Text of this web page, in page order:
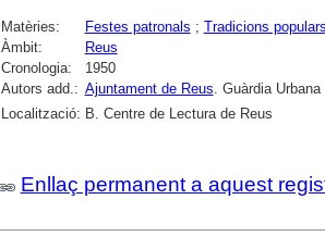
Matèries: Festes patronals ; Tradicions
Àmbit:
Reus
Cronologia:
1950
Autors add.: Ajuntament de Reus. Guàrdia Urbana
Localització: B. Centre de Lectura de Reus
Enllaç permanent a aquest